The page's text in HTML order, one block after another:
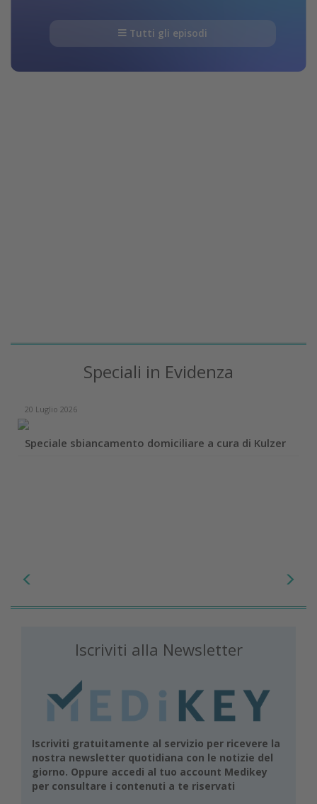
Tutti gli episodi
Speciali in Evidenza
20 Luglio 2026
Speciale sbiancamento domiciliare a cura di Kulzer
Iscriviti alla Newsletter
Iscriviti gratuitamente al servizio per ricevere la
nostra newsletter quotidiana con le notizie del
giorno. Oppure accedi al tuo account Medikey
per consultare i contenuti a te riservati